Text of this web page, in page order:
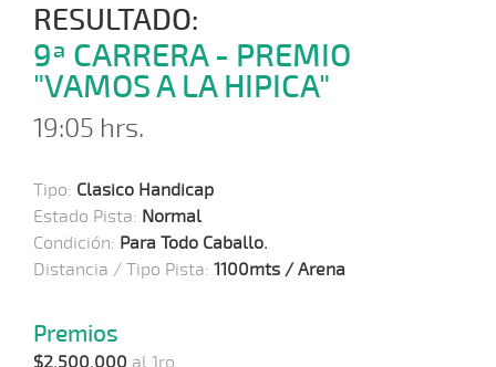
RESULTADO:
9ª CARRERA - PREMIO
"VAMOS A LA HIPICA"
19:05 hrs.
Tipo: Clasico Handicap
Estado Pista: Normal
Condición: Para Todo Caballo.
Distancia / Tipo Pista: 1100mts / Arena
Premios
$2.500.000 al 1ro